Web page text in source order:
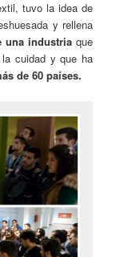
tuvo la idea de
y rellena
una industriaque
cuidad y que ha
de 60 países.